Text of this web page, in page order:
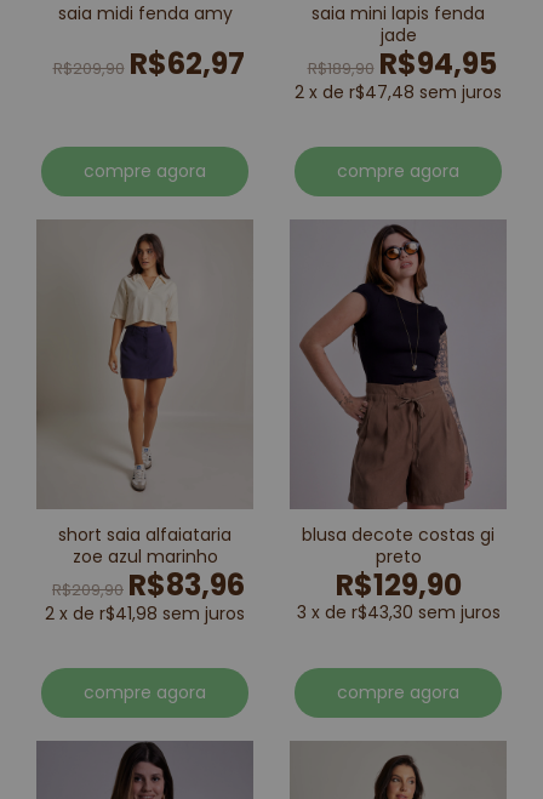
saia midi fenda amy
R$209,90 R$62,97
compre agora
saia mini lapis fenda
jade
R$189,90 R$94,95
2 x de r$47,48 sem juros
compre agora
short saia alfaiataria
zoe azul marinho
R$209,90 R$83,96
2 x de r$41,98 sem juros
compre agora
blusa decote costas gi
preto
R$129,90
3 x de r$43,30 sem juros
compre agora